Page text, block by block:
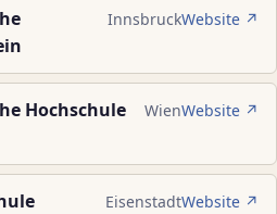
InnsbruckWebsite ↗
Hochschule
WienWebsite ↗
EisenstadtWebsite ↗